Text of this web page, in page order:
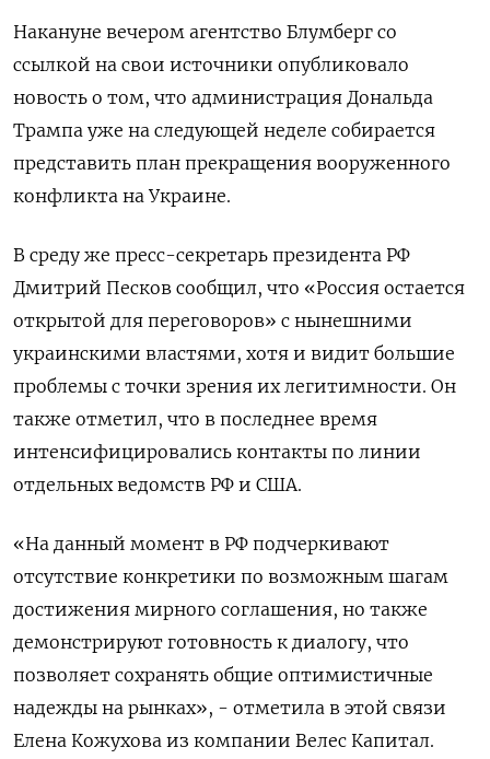
Накануне вечером агентство Блумберг со
ссылкой на свои источники опубликовало
новость о том, что администрация Дональда
Трампа уже на следующей неделе собирается
представить план прекращения вооруженного
конфликта на Украине.
В среду же пресс-секретарь президента РФ
Дмитрий Песков сообщил, что «Россия остается
открытой для переговоров» с нынешними
украинскими властями, хотя и видит большие
проблемы с точки зрения их легитимности. Он
также отметил, что в последнее время
интенсифицировались контакты по линии
отдельных ведомств РФ и США.
«На данный момент в РФ подчеркивают
отсутствие конкретики по возможным шагам
достижения мирного соглашения, но также
демонстрируют готовность к диалогу, что
позволяет сохранять общие оптимистичные
надежды на рынках», - отметила в этой связи
Елена Кожухова из компании Велес Капитал.